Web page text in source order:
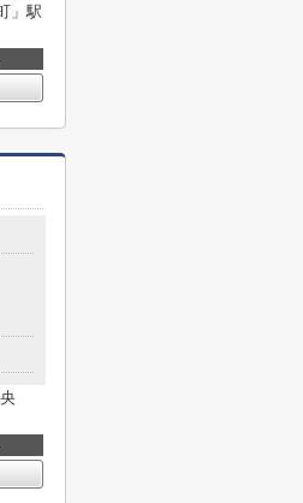
」駅